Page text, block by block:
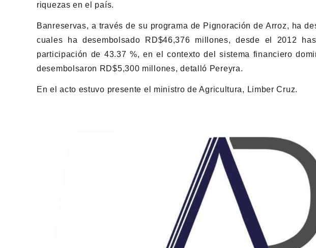
riquezas en el país.
Banreservas, a través de su programa de Pignoración de Arroz, ha
cuales ha desembolsado RD$46,376 millones, desde el 2012
participación de 43.37 %, en el contexto del sistema financiero
desembolsaron RD$5,300 millones, detalló Pereyra.
En el acto estuvo presente el ministro de Agricultura, Limber Cruz.